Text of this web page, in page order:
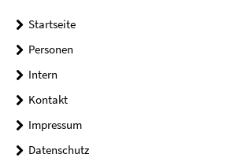
Startseite
Personen
Intern
Kontakt
Impressum
Datenschutz